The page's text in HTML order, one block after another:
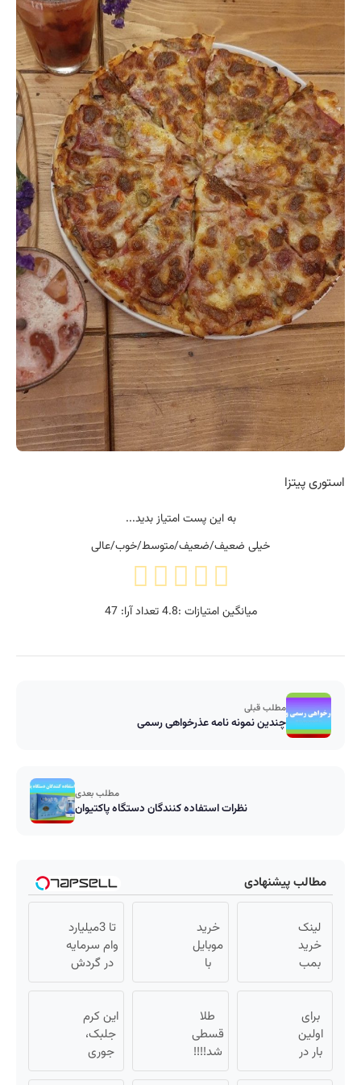
استوری پیتزا
به این پست امتیاز بدید...
خیلی ضعیف/ضعیف/متوسط/خوب/عالی
میانگین امتیازات :4.8تعداد آرا:47
مطلب قبلی
چندین نمونه نامه عذرخواهی رسمی
مطلب بعدی
نظرات استفاده کنندگان دستگاه پاکتیوان
مطالب پیشنهادی
لینک
خرید
بمب
جوانساز
اونم با
تخفیف
ویژه
خرید
موبایل
با
اسنپ
در ۴
قسط
بدون
سود و
تا 3میلیارد
وام سرمایه
در گردش
فروشندگان
فروشگاهت
رو ثبت کن
برای
اولین
بار در
ایران
طلا
قسطی
شد!!!!
💰🔥
این کرم
جلبک،
جوری
چروکاتو